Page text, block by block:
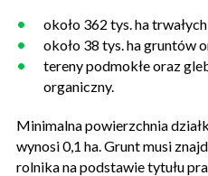
około 362 tys. ha
około 38 tys. ha gruntów
tereny podmokłe oraz
organiczny.
Minimalna powierzchnia
wynosi 0,1 ha. Grunt musi
rolnika na podstawie tytułu